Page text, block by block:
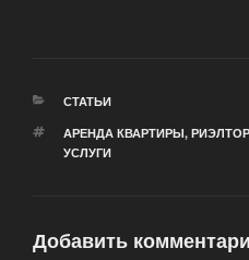
РУБРИКИ
СТАТЬИ
МЕТКИ
АРЕНДА КВАРТИРЫ,
УСЛУГИ
Добавить